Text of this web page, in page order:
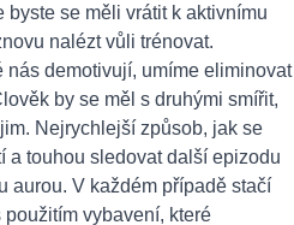
byste se měli vrátit k aktivnímu
nalézt vůli trénovat.
nás demotivují, umíme eliminovat
by se měl s druhými smířit,
Nejrychlejší způsob, jak se
a touhou sledovat další epizodu
aurou. V každém případě stačí
použitím vybavení, které